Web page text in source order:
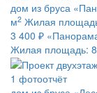
дом из бруса
м2 Жилая
3 400 ₽
Жилая площадь:
1 фотоотчёт